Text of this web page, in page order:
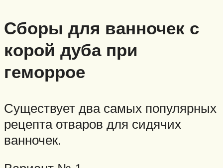
Сборы для ванночек с
корой дуба при
геморрое
Существует два самых популярных
рецепта отваров для сидячих
ванночек.